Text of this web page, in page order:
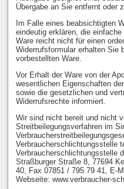
Übergabe an Sie entfernt oder
Im Falle eines beabsichtigten
eindeutig erklären, die
Ware reicht nicht für einen
Widerrufsformular erhalten Sie
vorbestellten Ware.
Vor Erhalt der Ware von der
wesentlichen Eigenschaften
sowie die gesetzlichen und
Widerrufsrechte informiert.
Wir sind nicht bereit und nicht
Streitbeilegungsverfahren im
Verbraucherschlichtungsstelle
Verbraucherschlichtungsstelle
Straßburger Straße 8, 77694
40, Fax 07851 / 795 79 41, E-
Webseite: www.verbraucher-